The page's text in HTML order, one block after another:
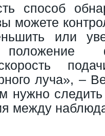
способ
можете
или
положение
луча», –
нужно
между